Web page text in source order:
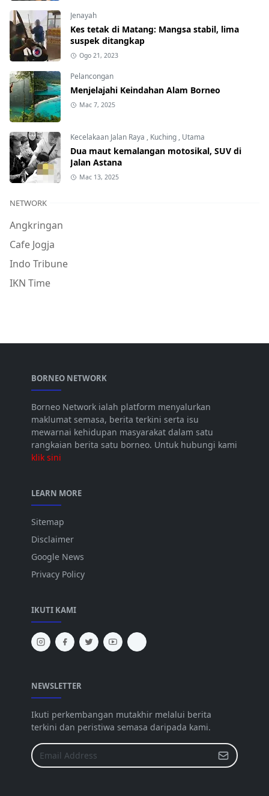
Jenayah
Kes tetak di Matang: Mangsa stabil, lima
suspek ditangkap
Ogo 21, 2023
Pelancongan
Menjelajahi Keindahan Alam Borneo
Mac 7, 2025
Kecelakaan Jalan Raya , Kuching, Utama
Dua maut kemalangan motosikal, SUV di
Jalan Astana
Mac 13, 2025
NETWORK
Angkringan
Cafe Jogja
Indo Tribune
IKN Time
BORNEO NETWORK
Borneo Network ialah platform menyalurkan
maklumat semasa, berita terkini serta isu
mewarnai kehidupan masyarakat dalam satu
rangkaian berita satu borneo. Untuk hubungi kami
klik sini
LEARN MORE
Sitemap
Disclaimer
Google News
Privacy Policy
IKUTI KAMI
NEWSLETTER
Ikuti perkembangan mutakhir melalui berita
terkini dan peristiwa semasa daripada kami.